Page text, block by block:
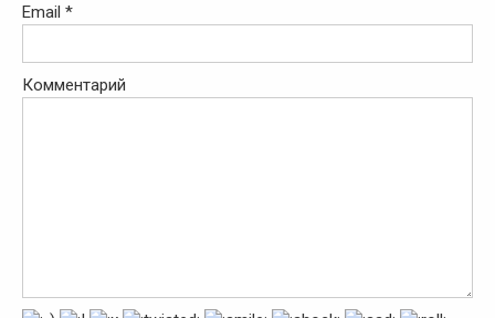
Email *
Комментарий